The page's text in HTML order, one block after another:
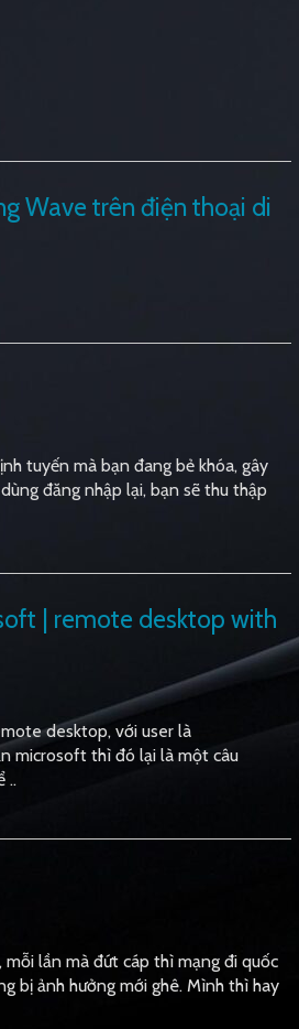
Wave trên điện thoại di
tuyến mà bạn đang bẻ khóa, gây
đăng nhập lại, bạn sẽ thu thập
| remote desktop with
desktop, với user là
microsoft thì đó lại là một câu
..
lần mà đứt cáp thì mạng đi quốc
bị ảnh hưởng mới ghê. Mình thì hay